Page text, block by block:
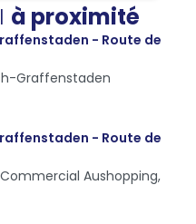
à proximité
- Route de
Graffenstaden
- Route de
Aushopping,